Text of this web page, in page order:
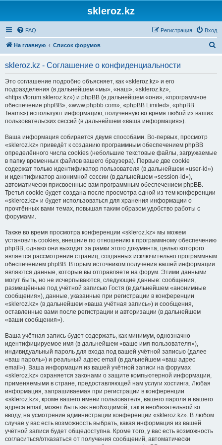
skleroz.kz
FAQ Вход
Регистрация
На главную Список форумов
skleroz.kz - Соглашение о конфиденциальности
Это соглашение подробно объясняет, как «skleroz.kz» и его
подразделения (в дальнейшем «мы», «наш», «skleroz.kz»,
«https://forum.skleroz.kz») и phpBB (в дальнейшем «они», «программное
обеспечение phpBB», «www.phpbb.com», «phpBB Limited», «phpBB
Teams») используют информацию, полученную во время любой из ваших
пользовательских сессий (в дальнейшем «ваша информация»).
Ваша информация собирается двумя способами. Во-первых, просмотр
«skleroz.kz» приведёт к созданию программным обеспечением phpBB
определённого числа cookies (небольшие текстовые файлы, загружаемые
в папку временных файлов вашего браузера). Первые две cookie
содержат только идентификатор пользователя (в дальнейшем «user-id»)
и идентификатор анонимной сессии (в дальнейшем «session-id»),
автоматически присвоенные вам программным обеспечением phpBB.
Третья cookie будет создана после просмотра одной из тем конференции
«skleroz.kz» и будет использоваться для хранения информации о
прочтённых вами темах, повышая таким образом удобство работы с
форумами.
Также во время просмотра конференции «skleroz.kz» мы можем
установить cookies, внешние по отношению к программному обеспечению
phpBB, однако они выходят за рамки этого документа, целью которого
является рассмотрение страниц, созданных исключительно программным
обеспечением phpBB. Вторым источником получения вашей информации
являются данные, которые вы отправляете на форум. Этими данными
могут быть, но не исчерпываются, следующие данные: сообщения,
размещённые под учётной записью Гостя (в дальнейшем «анонимные
сообщения»), данные, указанные при регистрации в конференции
«skleroz.kz» (в дальнейшем «ваша учётная запись») и сообщения,
оставленные вами после регистрации и авторизации (в дальнейшем
«ваши сообщения»).
Ваша учётная запись будет содержать, как минимум, однозначно
идентифицируемое имя (в дальнейшем «ваше имя пользователя»),
индивидуальный пароль для входа под вашей учётной записью (далее
«ваш пароль») и реальный адрес email (в дальнейшем «ваш адрес
email»). Ваша информация из вашей учётной записи на форумах
«skleroz.kz» охраняется законами о защите компьютерной информации,
применяемыми в стране, предоставляющей нам услуги хостинга. Любая
информация, запрашиваемая при регистрации в конференции
«skleroz.kz», кроме вашего имени пользователя, вашего пароля и вашего
адреса email, может быть как необходимой, так и необязательной ко
вводу, на усмотрение администрации конференции «skleroz.kz». В любом
случае у вас есть возможность выбрать, какая информация из вашей
учётной записи будет общедоступна. Кроме того, у вас есть возможность
согласиться/отказаться от получения сообщений, автоматически